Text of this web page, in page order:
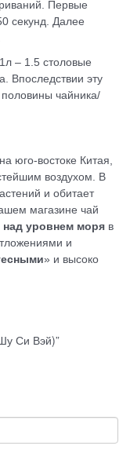
Первые
секунд. Далее
– 1.5 столовые
Впоследствии эту
чайника/
юго-востоке Китая,
воздухом. В
и обитает
магазине чай
над уровнем моря в
и
» и высоко
Си Вэй)”